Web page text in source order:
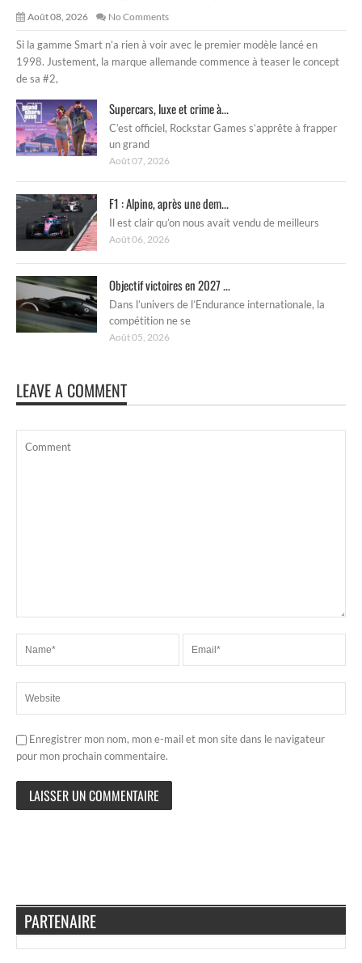
Août 08, 2026 No Comments
Si la gamme Smart n’a rien à voir avec le premier modèle lancé en
1998. Justement, la marque allemande commence à teaser le concept
de sa #2,
Supercars, luxe et crime à...
C’est officiel, Rockstar Games s’apprête à frapper
un grand
Août 07, 2026
F1 : Alpine, après une dem...
Il est clair qu’on nous avait vendu de meilleurs
Août 06, 2026
Objectif victoires en 2027 ...
Dans l’univers de l’Endurance internationale, la
compétition ne se
Août 05, 2026
LEAVE A COMMENT
Enregistrer mon nom, mon e-mail et mon site dans le navigateur
pour mon prochain commentaire.
PARTENAIRE